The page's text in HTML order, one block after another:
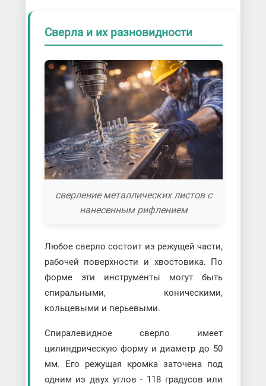
Сверла и их разновидности
сверление металлических листов с
нанесенным рифлением
Любое сверло состоит из режущей части,
рабочей поверхности и хвостовика. По
форме эти инструменты могут быть
спиральными, коническими,
кольцевыми и перьевыми.
Спиралевидное сверло имеет
цилиндрическую форму и диаметр до 50
мм. Его режущая кромка заточена под
одним из двух углов - 118 градусов или